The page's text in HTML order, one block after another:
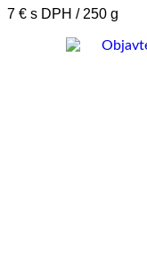
7 € s DPH / 250 g